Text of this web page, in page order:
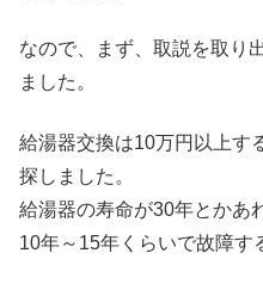
なので、まず、取説を取り
ました。
給湯器交換は10万円以上す
探しました。
給湯器の寿命が30年とかあ
10年～15年くらいで故障す